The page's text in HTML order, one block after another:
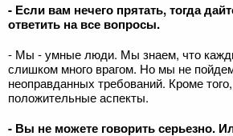
- Если вам нечего прятать, тогда
ответить на все вопросы.
- Мы - умные люди. Мы знаем, что
слишком много врагом. Но мы не
неоправданных требований. Кроме
положительные аспекты.
- Вы не можете говорить серьезно.